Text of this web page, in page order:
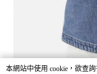
本網站中使用 cookie，欲查